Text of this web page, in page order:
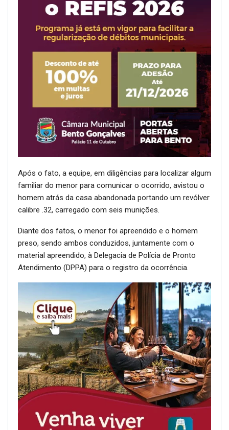
Após o fato, a equipe, em diligências para localizar algum
familiar do menor para comunicar o ocorrido, avistou o
homem atrás da casa abandonada portando um revólver
calibre .32, carregado com seis munições.
Diante dos fatos, o menor foi apreendido e o homem
preso, sendo ambos conduzidos, juntamente com o
material apreendido, à Delegacia de Polícia de Pronto
Atendimento (DPPA) para o registro da ocorrência.